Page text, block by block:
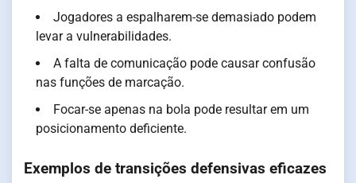
Jogadores a espalharem-se demasiado podem
levar a vulnerabilidades.
A falta de comunicação pode causar confusão
nas funções de marcação.
Focar-se apenas na bola pode resultar em um
posicionamento deficiente.
Exemplos de transições defensivas eficazes